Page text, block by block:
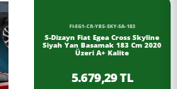
FI-EG1-CR-YBS-SKY-SA-183
S-Dizayn Fiat Egea Cross Skyline
Siyah Yan Basamak 183 Cm 2020
Üzeri A+ Kalite
5.679,29 TL